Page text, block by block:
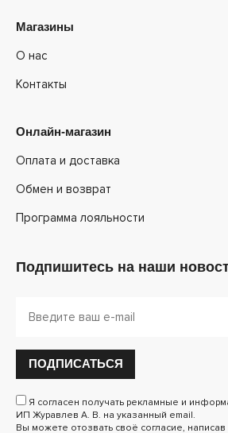
Магазины
О нас
Контакты
Онлайн-магазин
Оплата и доставка
Обмен и возврат
Программа лояльности
Подпишитесь на наши
ПОДПИСАТЬСЯ
Я согласен получать рекламные и
ИП Журавлев А. В. на указанный email.
Вы можете отозвать своё согласие, написав